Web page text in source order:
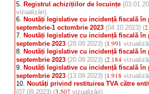
5. Registrul achizițiilor de locuințe
vizualizări)
6. Noutăți legislative cu incidență fiscală în
septembrie-1 octombrie 2023 (04.10.2023) (
7. Noutăți legislative cu incidență fiscală în
septembrie 2023 (28.09.2023) (1.991
8. Noutăți legislative cu incidență fiscală în
septembrie 2023 (20.09.2023) (2.184
9. Noutăți legislative cu incidență fiscală în
septembrie 2023 (13.09.2023) (1.918
10. Noutăți privind restituirea TVA către
(07.09.2023) (3.507 vizualizări)